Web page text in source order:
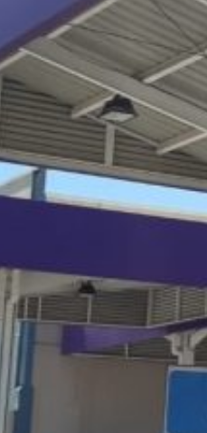
un viaje por la misión, la
las personas. Descubre
Fundación impulsamos